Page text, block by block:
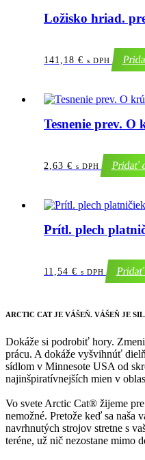
Ložisko hriad.
141,18 € s DPH
Tesnenie prev. O
2,63 € s DPH Pridať
Prítl. plech
11,54 € s DPH
ARCTIC CATJE VÁŠEŇ. VÁŠEŇ JE
Dokáže si podrobiť hory.
prácu. A dokáže vyšvihnúť
sídlom v Minnesote USA od
najinšpiratívnejších mien v
Vo svete Arctic Cat® žijeme
nemožné. Pretože keď sa naša
navrhnutých strojov stretne s
teréne, už nič nezostane mimo